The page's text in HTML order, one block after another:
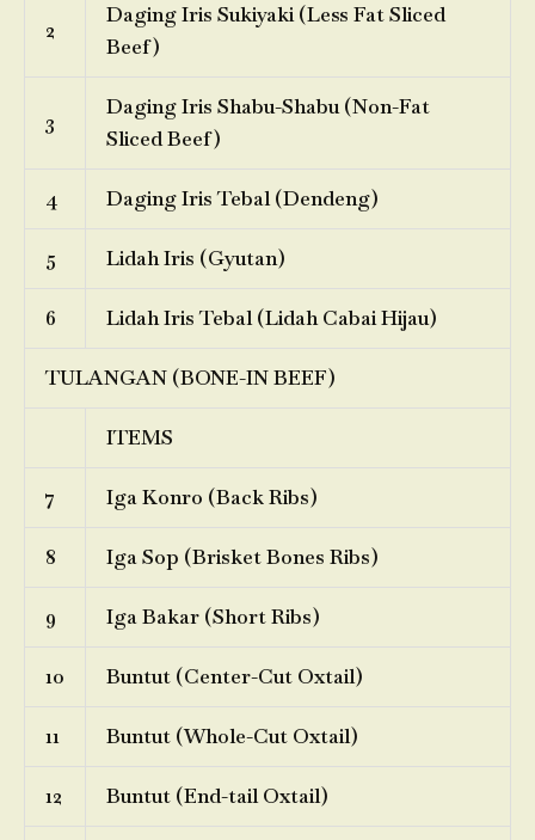
2
Daging Iris Sukiyaki (Less Fat Sliced
Beef)
3
Daging Iris Shabu-Shabu (Non-Fat
Sliced Beef)
4 Daging Iris Tebal (Dendeng)
5 Lidah Iris (Gyutan)
6 Lidah Iris Tebal (Lidah Cabai Hijau)
TULANGAN (BONE-IN BEEF)
ITEMS
7 Iga Konro (Back Ribs)
8 Iga Sop (Brisket Bones Ribs)
9 Iga Bakar (Short Ribs)
10 Buntut (Center-Cut Oxtail)
11 Buntut (Whole-Cut Oxtail)
12 Buntut (End-tail Oxtail)